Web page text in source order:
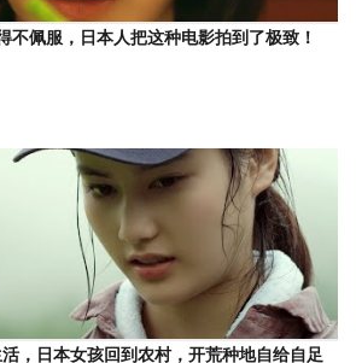
不佩服，日本人把这种电影拍到了极致！
活，日本女孩回到农村，开荒种地自给自足